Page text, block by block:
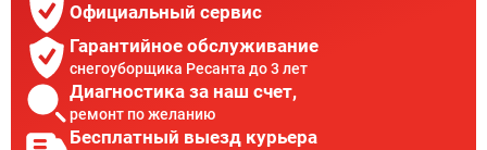
Официальный сервис
Гарантийное обслуживание
снегоуборщика Ресанта до 3 лет
Диагностика за наш счет,
ремонт по желанию
Бесплатный выезд курьера